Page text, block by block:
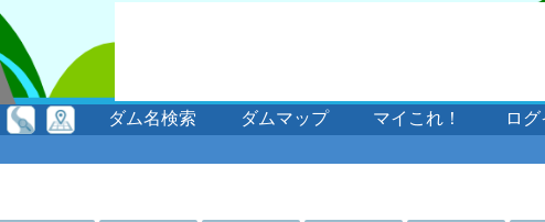
ダム名検索 ダムマップ マイこれ！ ロ